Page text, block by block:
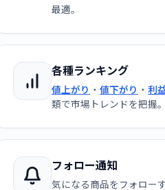
最適。
各種ランキング
値上がり ・ 値下がり ・ 利
類で市場トレンドを把握。
フォロー通知
気になる商品をフォロー